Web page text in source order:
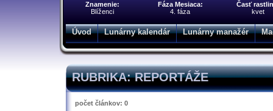
Znamenie:
Blíženci
Fáza Mesiaca:
4. fáza
Časť
kvet
Úvod Lunárny kalendár Lunárny manažér
RUBRIKA: REPORTÁŽE
počet článkov: 0